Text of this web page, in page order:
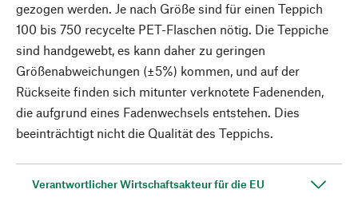
gezogen werden. Je nach Größe sind für einen Teppich
100 bis 750 recycelte PET-Flaschen nötig. Die Teppiche
sind handgewebt, es kann daher zu geringen
Größenabweichungen (±5%) kommen, und auf der
Rückseite finden sich mitunter verknotete Fadenenden,
die aufgrund eines Fadenwechsels entstehen. Dies
beeinträchtigt nicht die Qualität des Teppichs.
Verantwortlicher Wirtschaftsakteur für die EU